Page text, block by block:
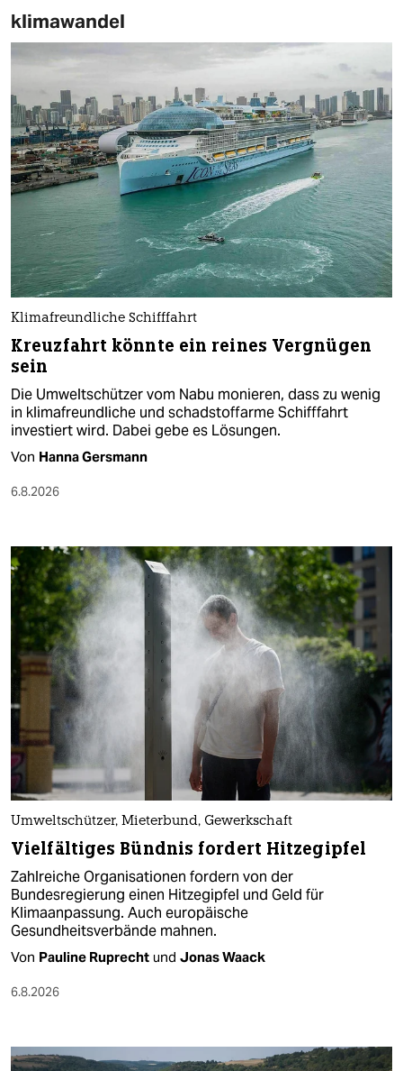
klimawandel
Klimafreundliche Schifffahrt
Kreuzfahrt könnte ein reines Vergnügen
sein
Die Umweltschützer vom Nabu monieren, dass zu wenig
in klimafreundliche und schadstoffarme Schifffahrt
investiert wird. Dabei gebe es Lösungen.
Von Hanna Gersmann
6.8.2026
Umweltschützer, Mieterbund, Gewerkschaft
Vielfältiges Bündnis fordert Hitzegipfel
Zahlreiche Organisationen fordern von der
Bundesregierung einen Hitzegipfel und Geld für
Klimaanpassung. Auch europäische
Gesundheitsverbände mahnen.
Von Pauline Ruprecht und Jonas Waack
6.8.2026